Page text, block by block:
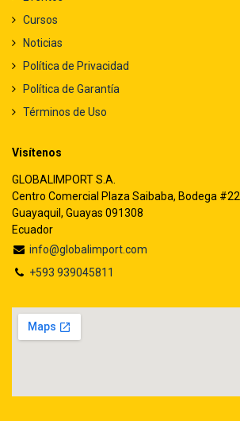
Cursos
Noticias
Política de Privacidad
Política de Garantía
Términos de Uso
Visítenos
GLOBALIMPORT S.A.
Centro Comercial Plaza Saibaba, Bodega #22
Guayaquil, Guayas 091308
Ecuador
info@globalimport.com
+593 939045811